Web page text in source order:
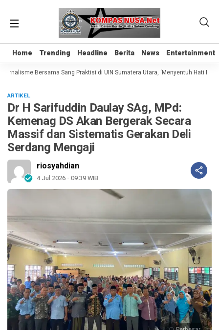
Home Trending Headline Berita News Entertainment
Home Trending Headline Berita News Entertainment
Bersama Sang Praktisi di UIN Sumatera Utara, ‘Menyentuh Hati Lewat
ARTIKEL
Dr H Sarifuddin Daulay SAg, MPd:
Kemenag DS Akan Bergerak Secara
Massif dan Sistematis Gerakan Deli
Serdang Mengaji
riosyahdian
4 Jul 2026 - 09:39 WIB